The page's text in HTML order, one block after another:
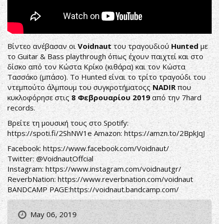
Βίντεο ανέβασαν οι Voidnautτου τραγουδιούHunted με
το Guitar & Bass playthrough όπως έχουν παιχτεί και στο
δίσκο από τον Κώστα Κρίκο (κιθάρα) και τον Κώστα
Τασσάκο (μπάσο). Το Hunted είναι το τρίτο τραγούδι του
ντεμπούτο άλμπουμ του συγκροτήματοςςNADIRπου
κυκλοφόρησε στις 8 Φεβρουαρίου 2019 από την 7hard
records.
Βρείτε τη μουσική τους στο Spotify:
https://spoti.fi/2ShNW1eAmazon:https://amzn.to/2BpkJqJ
Facebook:https://www.facebook.com/Voidnaut/
Twitter: @VoidnautOffcial
Instagram:https://www.instagram.com/voidnautgr/
ReverbNation: https://www.reverbnation.com/voidnaut
BANDCAMP PAGE:https://voidnaut.bandcamp.com/
May 06, 2019